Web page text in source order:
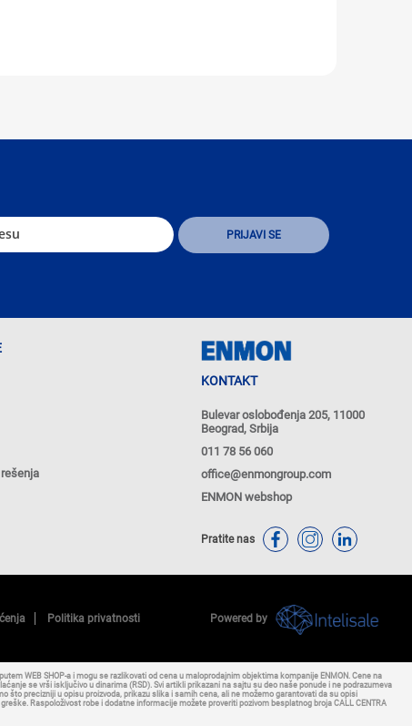
KONTAKT
Bulevar oslobođenja 205, 11000
Beograd, Srbija
011 78 56 060
office@enmongroup.com
ENMON webshop
Pratite nas
Politika privatnosti Powered by
WEB SHOP-a i mogu se razlikovati od cena u maloprodajnim objektima kompanije ENMON. Cene na
se vrši isključivo u dinarima (RSD). Svi artikli prikazani na sajtu su deo naše ponude i ne podrazumeva
što precizniji u opisu proizvoda, prikazu slika i samih cena, ali ne možemo garantovati da su opisi
Raspoloživost robe i dodatne informacije možete proveriti pozivom besplatnog broja CALL CENTRA